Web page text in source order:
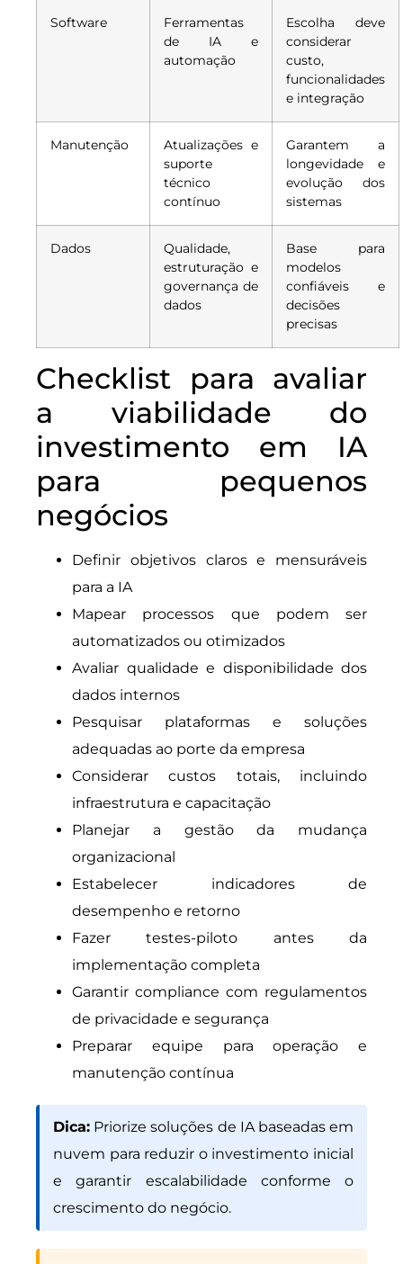
Software
Ferramentas
de IA e
automação
Escolha deve
considerar
custo,
funcionalidades
e integração
Manutenção
Atualizações e
suporte
técnico
contínuo
Garantem a
longevidade e
evolução dos
sistemas
Dados
Qualidade,
estruturação e
governança de
dados
Base para
modelos
confiáveis e
decisões
precisas
Checklist para avaliar
a viabilidade do
investimento em IA
para pequenos
negócios
Definir objetivos claros e mensuráveis
para a IA
Mapear processos que podem ser
automatizados ou otimizados
Avaliar qualidade e disponibilidade dos
dados internos
Pesquisar plataformas e soluções
adequadas ao porte da empresa
Considerar custos totais, incluindo
infraestrutura e capacitação
Planejar a gestão da mudança
organizacional
Estabelecer indicadores de
desempenho e retorno
Fazer testes-piloto antes da
implementação completa
Garantir compliance com regulamentos
de privacidade e segurança
Preparar equipe para operação e
manutenção contínua
Dica: Priorize soluções de IA baseadas em
nuvem para reduzir o investimento inicial
e garantir escalabilidade conforme o
crescimento do negócio.